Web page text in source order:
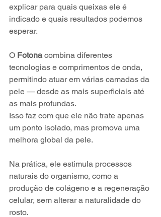
explicar para quais queixas ele é
indicado e quais resultados podemos
esperar.
O Fotona combina diferentes
tecnologias e comprimentos de onda,
permitindo atuar em várias camadas da
pele — desde as mais superficiais até
as mais profundas.
Isso faz com que ele não trate apenas
um ponto isolado, mas promova uma
melhora global da pele.
Na prática, ele estimula processos
naturais do organismo, como a
produção de colágeno e a regeneração
celular, sem alterar a naturalidade do
rosto.